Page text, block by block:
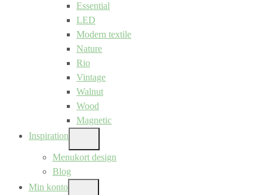
Essential
LED
Modern textile
Nature
Rio
Vintage
Walnut
Wood
Magnetic
Inspiration
SUB
MENU
Menukort design
Blog
Min konto